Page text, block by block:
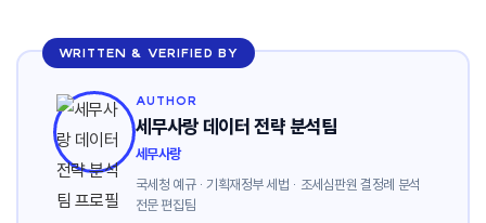
WRITTEN & VERIFIED BY
AUTHOR
세무사랑 데이터 전략 분석팀
세무사랑
국세청 예규 · 기획재정부 세법 · 조세심판원 결정례 분석
전문 편집팀